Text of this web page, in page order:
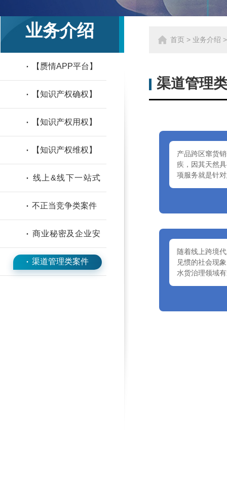
业务介绍
· 【赝情APP平台】
· 【知识产权确权】
· 【知识产权用权】
· 【知识产权维权】
· 线上&线下一站式
刑事保护及民事诉讼
案
· 不正当竞争类案件
· 商业秘密及企业安
全类案件
· 渠道管理类案件
首页 > 业务介绍
渠道管理
产品跨区窜货
疾，因其天然
项服务就是针
随着线上跨境
见惯的社会现
水货治理领域